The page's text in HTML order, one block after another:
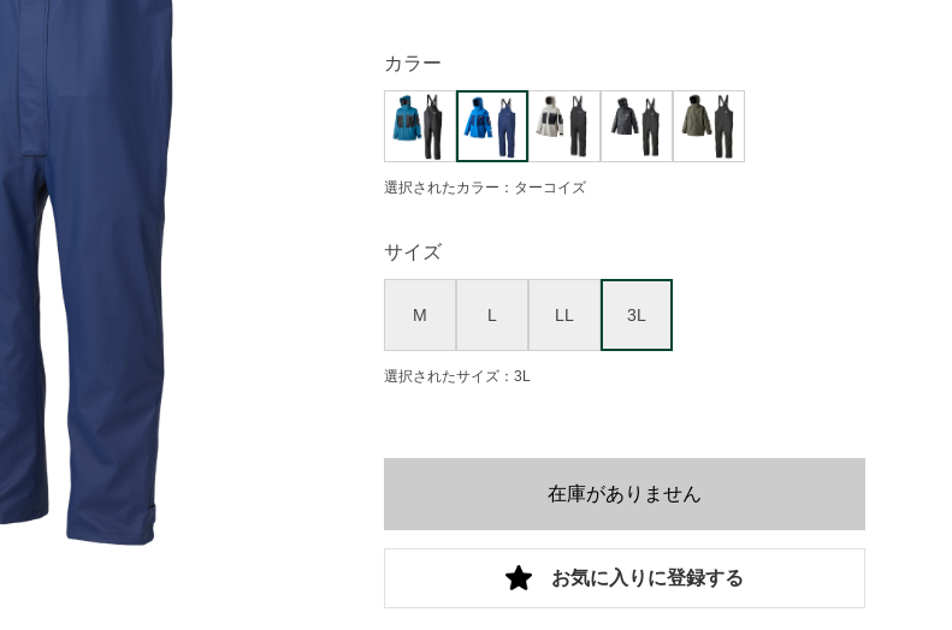
カラー
選択されたカラー：ターコイズ
サイズ
M L LL 3L
選択されたサイズ：3L
在庫がありません
お気に入りに登録する